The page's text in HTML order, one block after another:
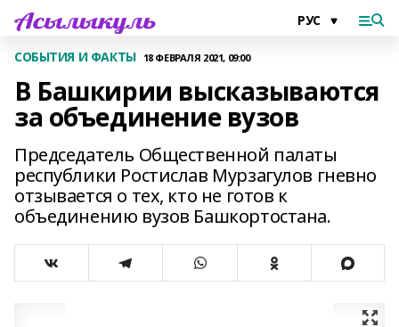
СОБЫТИЯ И ФАКТЫ 18 ФЕВРАЛЯ 2021, 09:00
В Башкирии высказываются
за объединение вузов
Председатель Общественной палаты
республики Ростислав Мурзагулов гневно
отзывается о тех, кто не готов к
объединению вузов Башкортостана.